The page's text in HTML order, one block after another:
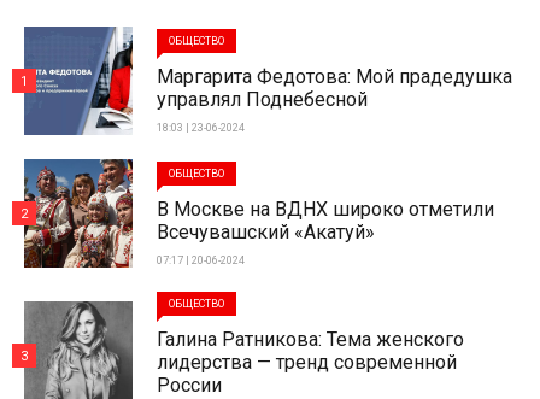
ОБЩЕСТВО
Маргарита Федотова: Мой прадедушка
управлял Поднебесной
18:03 | 23-06-2024
1
ОБЩЕСТВО
В Москве на ВДНХ широко отметили
Всечувашский «Акатуй»
07:17 | 20-06-2024
2
ОБЩЕСТВО
Галина Ратникова: Тема женского
лидерства — тренд современной
России
3